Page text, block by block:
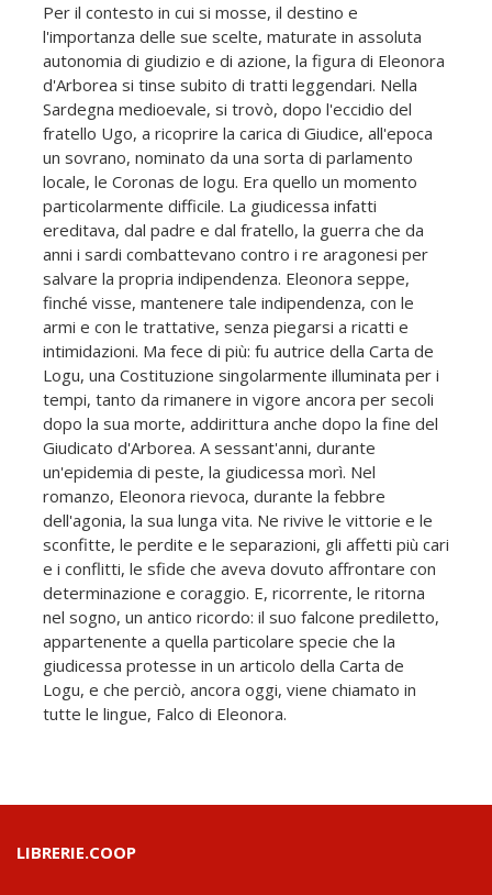
Per il contesto in cui si mosse, il destino e
l'importanza delle sue scelte, maturate in assoluta
autonomia di giudizio e di azione, la figura di Eleonora
d'Arborea si tinse subito di tratti leggendari. Nella
Sardegna medioevale, si trovò, dopo l'eccidio del
fratello Ugo, a ricoprire la carica di Giudice, all'epoca
un sovrano, nominato da una sorta di parlamento
locale, le Coronas de logu. Era quello un momento
particolarmente difficile. La giudicessa infatti
ereditava, dal padre e dal fratello, la guerra che da
anni i sardi combattevano contro i re aragonesi per
salvare la propria indipendenza. Eleonora seppe,
finché visse, mantenere tale indipendenza, con le
armi e con le trattative, senza piegarsi a ricatti e
intimidazioni. Ma fece di più: fu autrice della Carta de
Logu, una Costituzione singolarmente illuminata per i
tempi, tanto da rimanere in vigore ancora per secoli
dopo la sua morte, addirittura anche dopo la fine del
Giudicato d'Arborea. A sessant'anni, durante
un'epidemia di peste, la giudicessa morì. Nel
romanzo, Eleonora rievoca, durante la febbre
dell'agonia, la sua lunga vita. Ne rivive le vittorie e le
sconfitte, le perdite e le separazioni, gli affetti più cari
e i conflitti, le sfide che aveva dovuto affrontare con
determinazione e coraggio. E, ricorrente, le ritorna
nel sogno, un antico ricordo: il suo falcone prediletto,
appartenente a quella particolare specie che la
giudicessa protesse in un articolo della Carta de
Logu, e che perciò, ancora oggi, viene chiamato in
tutte le lingue, Falco di Eleonora.
LIBRERIE.COOP